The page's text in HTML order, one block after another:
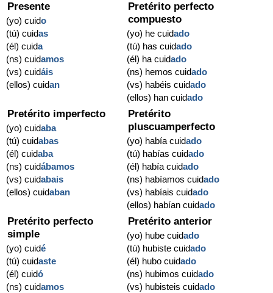
Presente
(yo) cuido
(tú) cuidas
(él) cuida
(ns) cuidamos
(vs) cuidáis
(ellos) cuidan
Pretérito perfecto
compuesto
(yo) he cuidado
(tú) has cuidado
(él) ha cuidado
(ns) hemos cuidado
(vs) habéis cuidado
(ellos) han cuidado
Pretérito imperfecto
(yo) cuidaba
(tú) cuidabas
(él) cuidaba
(ns) cuidábamos
(vs) cuidabais
(ellos) cuidaban
Pretérito
pluscuamperfecto
(yo) había cuidado
(tú) habías cuidado
(él) había cuidado
(ns) habíamos cuidado
(vs) habíais cuidado
(ellos) habían cuidado
Pretérito perfecto
simple
(yo) cuidé
(tú) cuidaste
(él) cuidó
(ns) cuidamos
Pretérito anterior
(yo) hube cuidado
(tú) hubiste cuidado
(él) hubo cuidado
(ns) hubimos cuidado
(vs) hubisteis cuidado